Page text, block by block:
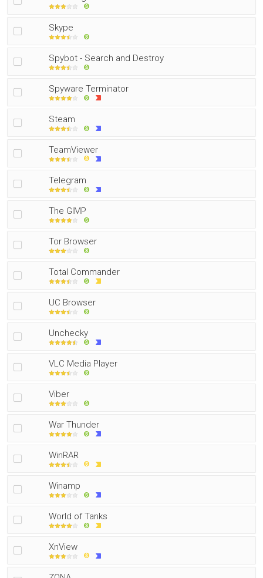
Skype
Spybot - Search and Destroy
Spyware Terminator
Steam
TeamViewer
Telegram
The GIMP
Tor Browser
Total Commander
UC Browser
Unchecky
VLC Media Player
Viber
War Thunder
WinRAR
Winamp
World of Tanks
XnView